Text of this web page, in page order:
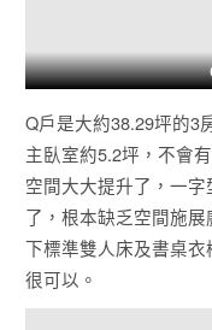
Q戶是大約38.29坪的3
主臥室約5.2坪，不會
空間大大提升了，一
了，根本缺乏空間施
下標準雙人床及書桌
很可以。